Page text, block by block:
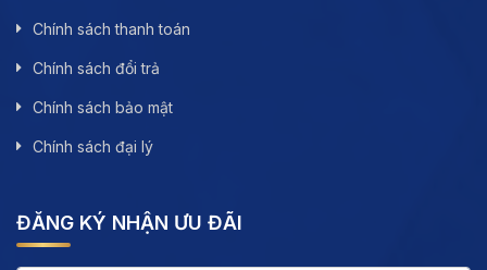
Chính sách thanh toán
Chính sách đổi trả
Chính sách bảo mật
Chính sách đại lý
ĐĂNG KÝ NHẬN ƯU ĐÃI